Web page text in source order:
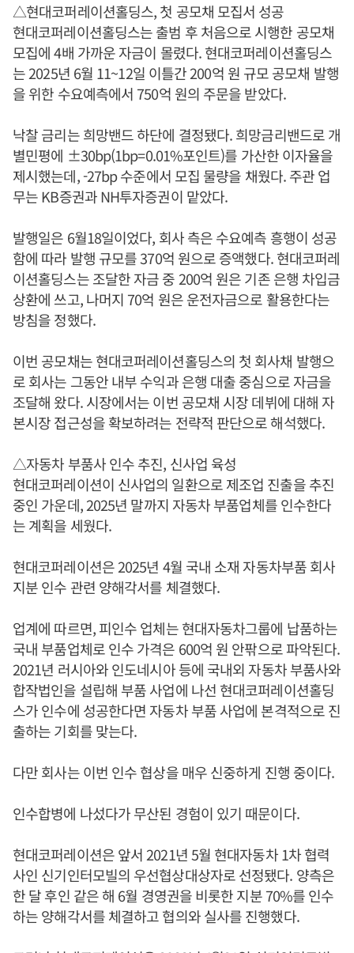
△현대코퍼레이션홀딩스, 첫 공모채 모집서 성공
현대코퍼레이션홀딩스는 출범 후 처음으로 시행한 공모채
모집에 4배 가까운 자금이 몰렸다. 현대코퍼레이션홀딩스
는 2025년 6월 11~12일 이틀간 200억 원 규모 공모채 발행
을 위한 수요예측에서 750억 원의 주문을 받았다.
낙찰 금리는 희망밴드 하단에 결정됐다. 희망금리밴드로 개
별민평에 ±30bp(1bp=0.01%포인트)를 가산한 이자율을
제시했는데, -27bp 수준에서 모집 물량을 채웠다. 주관 업
무는 KB증권과 NH투자증권이 맡았다.
발행일은 6월18일이었다, 회사 측은 수요예측 흥행이 성공
함에 따라 발행 규모를 370억 원으로 증액했다. 현대코퍼레
이션홀딩스는 조달한 자금 중 200억 원은 기존 은행 차입금
상환에 쓰고, 나머지 70억 원은 운전자금으로 활용한다는
방침을 정했다.
이번 공모채는 현대코퍼레이션홀딩스의 첫 회사채 발행으
로 회사는 그동안 내부 수익과 은행 대출 중심으로 자금을
조달해 왔다. 시장에서는 이번 공모채 시장 데뷔에 대해 자
본시장 접근성을 확보하려는 전략적 판단으로 해석했다.
△자동차 부품사 인수 추진, 신사업 육성
현대코퍼레이션이 신사업의 일환으로 제조업 진출을 추진
중인 가운데, 2025년 말까지 자동차 부품업체를 인수한다
는 계획을 세웠다.
현대코퍼레이션은 2025년 4월 국내 소재 자동차부품 회사
지분 인수 관련 양해각서를 체결했다.
업계에 따르면, 피인수 업체는 현대자동차그룹에 납품하는
국내 부품업체로 인수 가격은 600억 원 안팎으로 파악된다.
2021년 러시아와 인도네시아 등에 국내외 자동차 부품사와
합작법인을 설립해 부품 사업에 나선 현대코퍼레이션홀딩
스가 인수에 성공한다면 자동차 부품 사업에 본격적으로 진
출하는 기회를 맞는다.
다만 회사는 이번 인수 협상을 매우 신중하게 진행 중이다.
인수합병에 나섰다가 무산된 경험이 있기 때문이다.
현대코퍼레이션은 앞서 2021년 5월 현대자동차 1차 협력
사인 신기인터모빌의 우선협상대상자로 선정됐다. 양측은
한 달 후인 같은 해 6월 경영권을 비롯한 지분 70%를 인수
하는 양해각서를 체결하고 협의와 실사를 진행했다.